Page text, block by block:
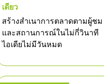
เดียว
สร้างสำเนาการตลาดตามผู้ชม
และสถานการณ์ในไม่กี่วินาที
ไอเดียไม่มีวันหมด